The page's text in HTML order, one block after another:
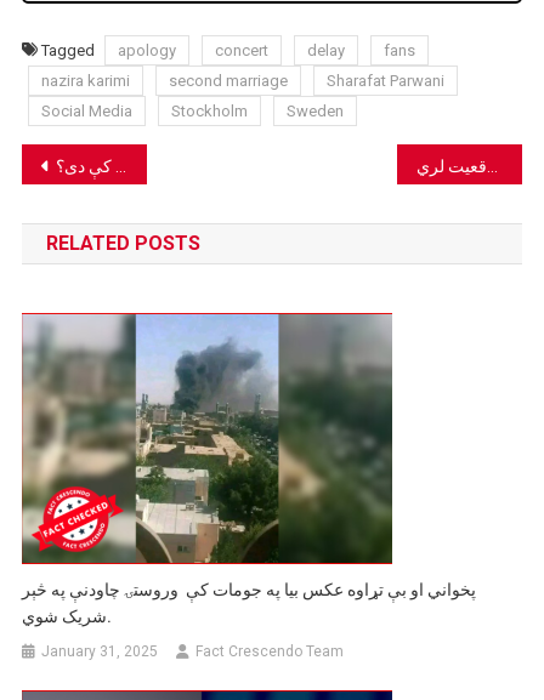
Tagged apology concert delay
fans
nazira karimi
second marriage
Sharafat Parwani
Social Media
Stockholm Sweden
Post
navigation
ایا په انځور کې دا لوی پُل په کاناډا کې دی؟
RELATED POSTS
پخواني او بې تړاوه عکس بيا په جومات کې وروستۍ چاودنې په څېر
شریک شوي.
January 31, 2025 Fact Crescendo Team